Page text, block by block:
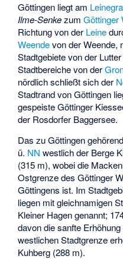
Göttingen liegt am
Ilme-SenkezumGöttinger
Richtung von der Leine
Weendevon derWeende,
Stadtgebiete von der Lutter
Stadtbereiche von der
nördlich schließt sich der
Stadtrand von Göttingen
gespeisteGöttinger
der Rosdorfer Baggersee.
Das zu Göttingen
ü. NN westlich der Berge
(315 m), wobei die
Ostgrenze des Göttinger
Göttingens ist. Im
liegen mit gleichnamigen
Kleiner Hagen genannt;
davon die sanfte
westlichen Stadtgrenze
Kuhberg (288 m).